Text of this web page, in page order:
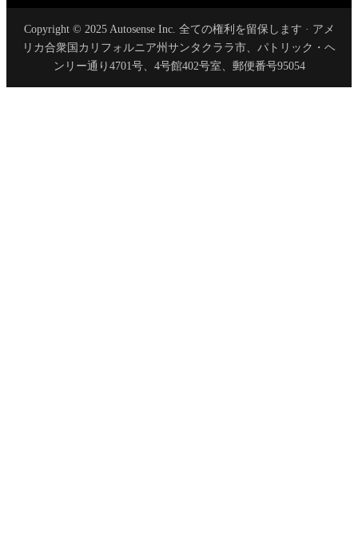
Copyright © 2025 Autosense Inc. 全ての権利を留保します · アメ
リカ合衆国カリフォルニア州サンタクララ市、パトリック・ヘ
ンリー通り4701号、4号館402号室、郵便番号95054